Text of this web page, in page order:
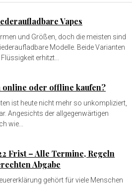
Vapes
und Größen, doch die meisten sind
Modelle. Beide Varianten
erhitzt...
online oder offline kaufen?
ist heute nicht mehr so ​​unkompliziert,
Angesichts der allgegenwärtigen
wie...
Frist – Alle Termine, Regeln
Abgabe
gehört für viele Menschen